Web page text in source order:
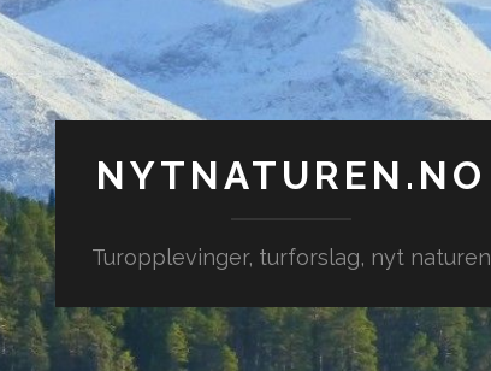
NYTNATUREN.NO
Turopplevinger, turforslag, nyt naturen